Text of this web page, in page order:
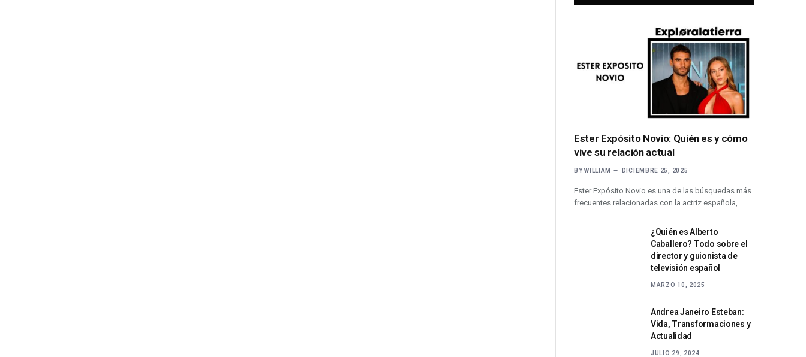
Ester Expósito Novio: Quién es y cómo
vive su relación actual
BY WILLIAM DICIEMBRE 25, 2025
Ester Expósito Novio es una de las búsquedas más
frecuentes relacionadas con la actriz española,…
¿Quién es Alberto
Caballero? Todo sobre el
director y guionista de
televisión español
MARZO 10, 2025
Andrea Janeiro Esteban:
Vida, Transformaciones y
Actualidad
JULIO 29, 2024